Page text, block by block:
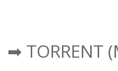
➡ TORRENT